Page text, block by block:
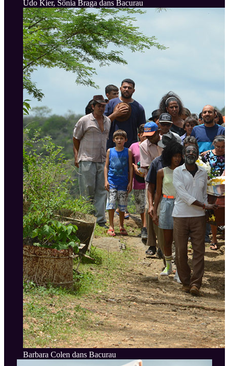
Udo Kier, Sônia Braga dans Bacurau
Barbara Colen dans Bacurau